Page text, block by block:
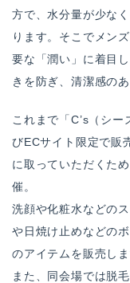
方で、水分量が少な
ります。そこでメン
要な「潤い」に着目
きを防ぎ、清潔感の
これまで「C’s（シ
びECサイト限定で販
に取っていただくた
催。
洗顔や化粧水などの
や日焼け止めなどの
のアイテムを販売しま
また、同会場では脱